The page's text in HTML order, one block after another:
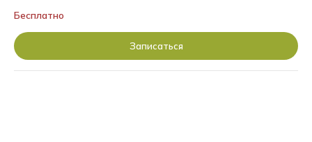
Бесплатно
Записаться